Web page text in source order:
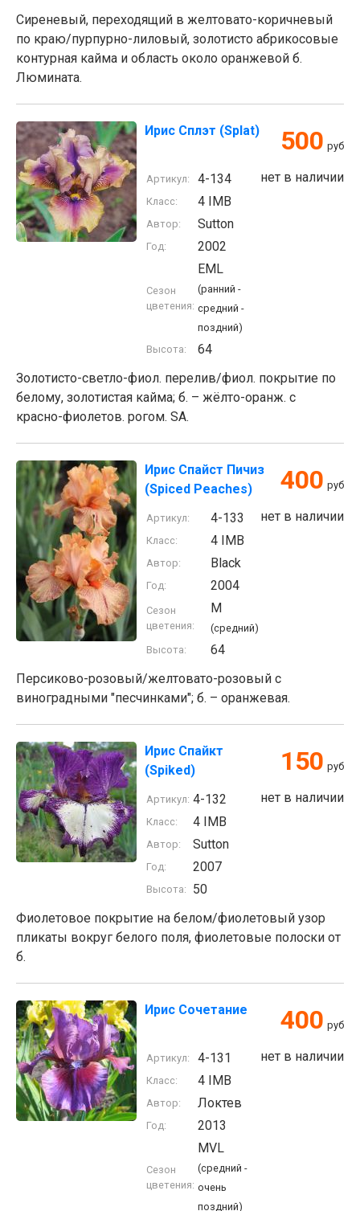
Сиреневый, переходящий в желтовато-коричневый
по краю/пурпурно-лиловый, золотисто абрикосовые
контурная кайма и область около оранжевой б.
Люмината.
Ирис Сплэт (Splat) 500 руб
нет в наличии
Артикул: 4-134
Класс: 4 IMB
Автор: Sutton
Год: 2002
Сезон
цветения:
EML
(ранний -
средний -
поздний)
Высота:
64
Золотисто-светло-фиол. перелив/фиол. покрытие по
белому, золотистая кайма; б. – жёлто-оранж. с
красно-фиолетов. рогом. SA.
Ирис Спайст Пичиз
(Spiced Peaches)
400 руб
нет в наличии
Артикул: 4-133
Класс: 4 IMB
Автор: Black
Год: 2004
Сезон
цветения:
M
(средний)
Высота:
64
Персиково-розовый/желтовато-розовый с
виноградными "песчинками"; б. – оранжевая.
Ирис Спайкт
(Spiked)
150 руб
нет в наличии
Артикул: 4-132
Класс: 4 IMB
Автор: Sutton
Год: 2007
Высота:
50
Фиолетовое покрытие на белом/фиолетовый узор
пликаты вокруг белого поля, фиолетовые полоски от
б.
Ирис Сочетание 400 руб
нет в наличии
Артикул: 4-131
Класс: 4 IMB
Автор: Локтев
Год: 2013
Сезон
цветения:
MVL
(средний -
очень
поздний)